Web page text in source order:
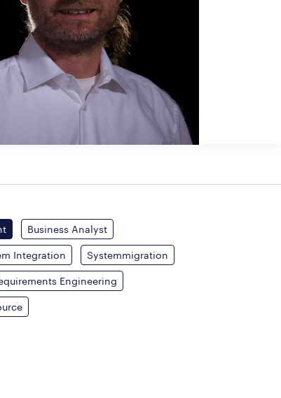
Business Analyst
Integration Systemmigration
Engineering